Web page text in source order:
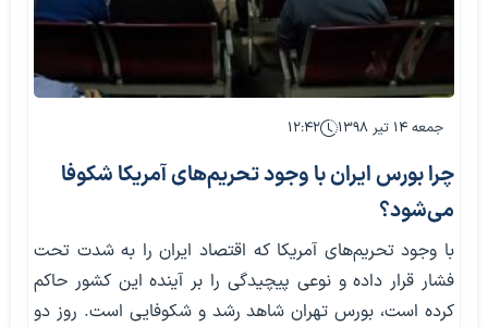
جمعه ۱۴ تیر ۱۳۹۸ ۱۲:۴۲
چرا بورس ایران با وجود تحریم‌های آمریکا شکوفا
می‌شود؟
با وجود تحریم‌های آمریکا که اقتصاد ایران را به شدت تحت
فشار قرار داده و نوعی پیچیدگی را بر آینده این کشور حاکم
کرده است، بورس تهران شاهد رشد و شکوفایی است. روز دو